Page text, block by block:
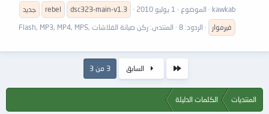
kawkab
الموضوع 1 يوليو 2010 dsc323-main-v1.3
rebel
جديد
فيرموار
الردود: 8 المنتدى: ركن صيانة الفلاشات ,Flash, MP3, MP4, MP5
السابق 3 من 3
المنتديات الكلمات الدليلة